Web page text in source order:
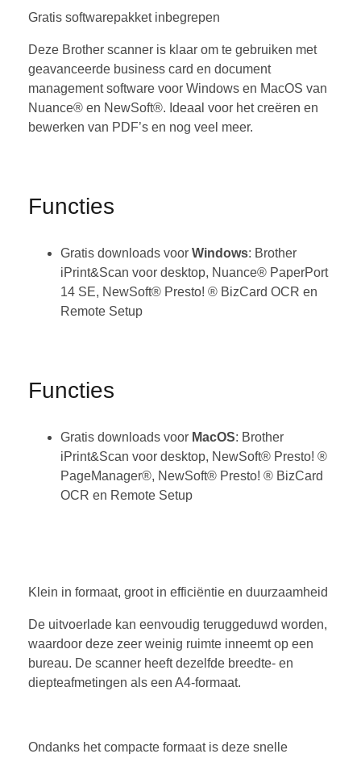
Gratis softwarepakket inbegrepen
Deze Brother scanner is klaar om te gebruiken met
geavanceerde business card en document
management software voor Windows en MacOS van
Nuance® en NewSoft®. Ideaal voor het creëren en
bewerken van PDF’s en nog veel meer.
Functies
Gratis downloads voor Windows: Brother
iPrint&Scan voor desktop, Nuance® PaperPort
14 SE, NewSoft® Presto! ® BizCard OCR en
Remote Setup
Functies
Gratis downloads voor MacOS: Brother
iPrint&Scan voor desktop, NewSoft® Presto! ®
PageManager®, NewSoft® Presto! ® BizCard
OCR en Remote Setup
Klein in formaat, groot in efficiëntie en duurzaamheid
De uitvoerlade kan eenvoudig teruggeduwd worden,
waardoor deze zeer weinig ruimte inneemt op een
bureau. De scanner heeft dezelfde breedte- en
diepteafmetingen als een A4-formaat.
Ondanks het compacte formaat is deze snelle